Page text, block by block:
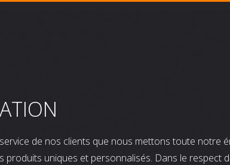
service de nos clients que nous mettons toute notre
produits uniques et personnalisés. Dans le respect